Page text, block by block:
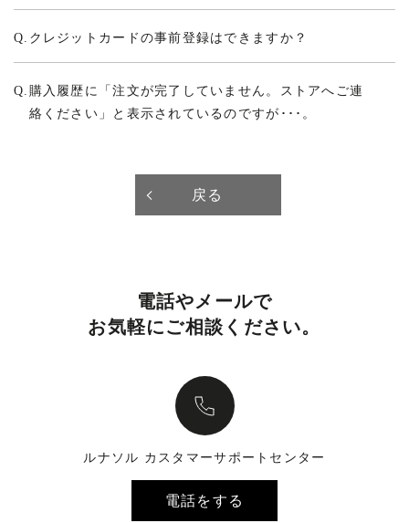
Q. クレジットカードの事前登録はできますか？
Q. 購入履歴に「注文が完了していません。ストアへご連
絡ください」と表示されているのですが･･･。
戻る
電話やメールで
お気軽にご相談ください。
ルナソル カスタマーサポートセンター
電話をする